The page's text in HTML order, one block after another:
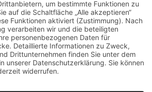
der Gesellschaft bezüglich des
Herkunft, Interessen und Ansichten.
nicht Mitglied werden und wir haben
aber dafür viel Energie und
Gröbenzell mitzugestalten.